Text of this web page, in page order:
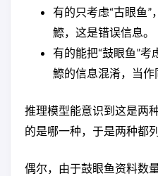
有的只考虑“古眼鱼
鰶，这是错误信息。
有的能把“鼓眼鱼”
鰶的信息混淆，当作
推理模型能意识到这是两
的是哪一种，于是两种都列
偶尔，由于鼓眼鱼资料数